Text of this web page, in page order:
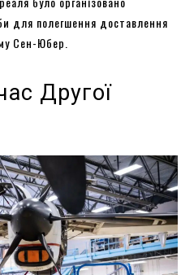
для полегшення доставлення
Сен-Юбер.
Другої